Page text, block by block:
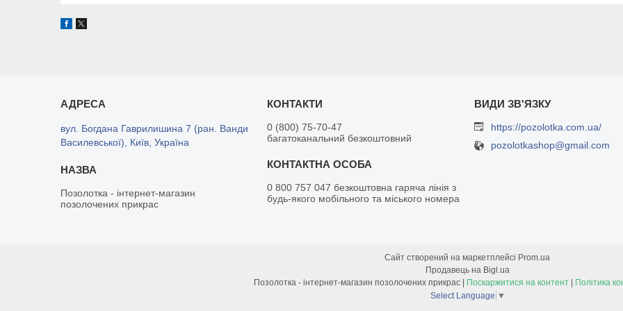
вул. Богдана Гаврилишина 7 (ран. Ванди
Василевської), Київ, Україна
Позолотка - інтернет-магазин
позолочених прикрас
0 (800) 75-70-47
багатоканальний безкоштовний
0 800 757 047 безкоштовна гаряча лінія з
будь-якого мобільного та міського номера
https://pozolotka.com.ua/
pozolotkashop@gmail.com
Сайт створений на маркетплейсі Prom.ua
Продавець на Bigl.ua
Поскаржитися на контент
Політика
Select Language ▼